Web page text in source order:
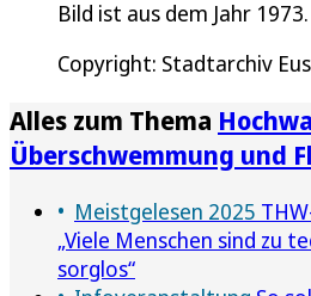
Bild ist aus dem Jahr 1973.
Copyright: Stadtarchiv
Alles zum Thema
Überschwemmung und
Meistgelesen 2025
„Viele Menschen sind zu
sorglos“